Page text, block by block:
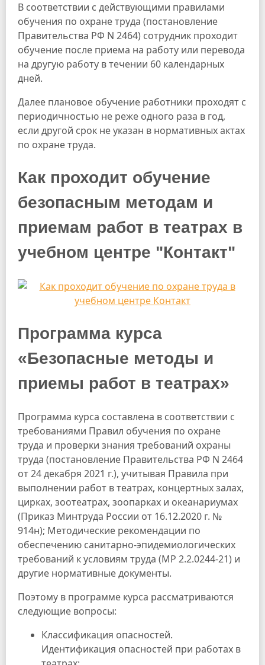
В соответствии с действующими правилами
обучения по охране труда (постановление
Правительства РФ N 2464) сотрудник проходит
обучение после приема на работу или перевода
на другую работу в течении 60 календарных
дней.
Далее плановое обучение работники проходят с
периодичностью не реже одного раза в год,
если другой срок не указан в нормативных актах
по охране труда.
Как проходит обучение
безопасным методам и
приемам работ в театрах в
учебном центре "Контакт"
Программа курса
«Безопасные методы и
приемы работ в театрах»
Программа курса составлена в соответствии с
требованиями Правил обучения по охране
труда и проверки знания требований охраны
труда (постановление Правительства РФ N 2464
от 24 декабря 2021 г.), учитывая Правила при
выполнении работ в театрах, концертных залах,
цирках, зоотеатрах, зоопарках и океанариумах
(Приказ Минтруда России от 16.12.2020 г. №
914н); Методические рекомендации по
обеспечению санитарно-эпидемиологических
требований к условиям труда (МР 2.2.0244-21) и
другие нормативные документы.
Поэтому в программе курса рассматриваются
следующие вопросы:
Классификация опасностей.
Идентификация опасностей при работах в